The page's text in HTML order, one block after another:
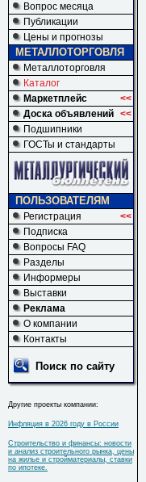
Вопрос месяца
Публикации
Цены и прогнозы
МЕТАЛЛОТОРГОВЛЯ
Металлоторговля
Каталог
Маркетплейс
<<
Доска объявлений <<
Подшипники
ГОСТы и стандарты
ПОЛЬЗОВАТЕЛЯМ
Регистрация
<<
Подписка
Вопросы FAQ
Разделы
Информеры
Выставки
Реклама
О компании
Контакты
Поиск по сайту
Другие проекты компании:
Инфляция в 2026 году в России
Строительство и финансы: новости
и анализ строительного рынка, цены
на жилье и стройматериалы, ставки
по ипотеке.